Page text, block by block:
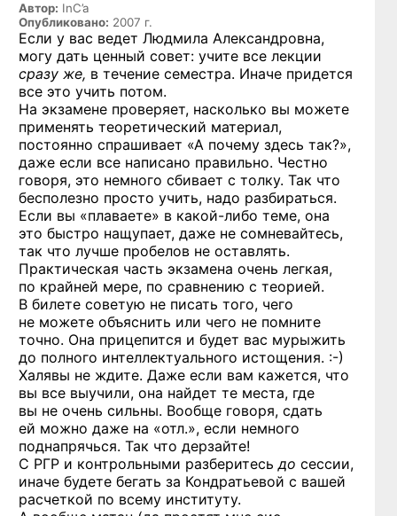
Автор: InC’a
Опубликовано: 2007 г.
Если у вас ведет Людмила Александровна,
могу дать ценный совет: учите все лекции
сразу же, в течение семестра. Иначе придется
все это учить потом.
На экзамене проверяет, насколько вы можете
применять теоретический материал,
постоянно спрашивает «А почему здесь так?»,
даже если все написано правильно. Честно
говоря, это немного сбивает с толку. Так что
бесполезно просто учить, надо разбираться.
Если вы «плаваете» в какой-либо теме, она
это быстро нащупает, даже не сомневайтесь,
так что лучше пробелов не оставлять.
Практическая часть экзамена очень легкая,
по крайней мере, по сравнению с теорией.
В билете советую не писать того, чего
не можете объяснить или чего не помните
точно. Она прицепится и будет вас мурыжить
до полного интеллектуального истощения. :-)
Халявы не ждите. Даже если вам кажется, что
вы все выучили, она найдет те места, где
вы не очень сильны. Вообще говоря, сдать
ей можно даже на «отл.», если немного
поднапрячься. Так что дерзайте!
С РГР и контрольными разберитесьдо сессии,
иначе будете бегать за Кондратьевой с вашей
расчеткой по всему институту.